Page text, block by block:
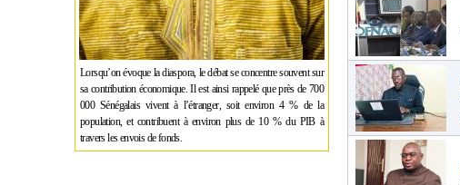
Lorsqu’on évoque la diaspora, le débat se concentre souvent sur
sa contribution économique. Il est ainsi rappelé que près de 700
000 Sénégalais vivent à l’étranger, soit environ 4 % de la
population, et contribuent à environ plus de 10 % du PIB à
travers les envois de fonds.